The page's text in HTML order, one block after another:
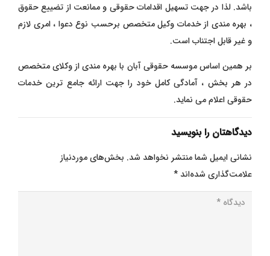
باشد. لذا در جهت تسهیل اقدامات حقوقی و ممانعت از تضییع حقوق
، بهره مندی از خدمات وکیل متخصص برحسب نوع دعوا ، امری لازم
و غیر قابل اجتناب است.
بر همین اساس موسسه حقوقی آبان با بهره مندی از وکلای متخصص
در هر بخش ، آمادگی کامل خود را جهت ارائه جامع ترین خدمات
حقوقی اعلام می نماید.
دیدگاهتان را بنویسید
نشانی ایمیل شما منتشر نخواهد شد. بخش‌های موردنیاز
علامت‌گذاری شده‌اند*